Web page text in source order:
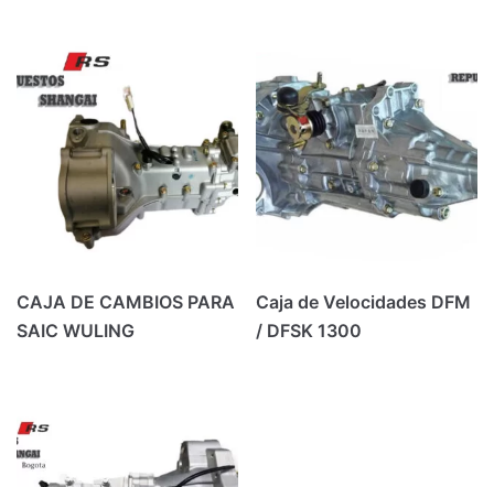
CAJA DE CAMBIOS PARA
SAIC WULING
Caja de Velocidades DFM
/ DFSK 1300